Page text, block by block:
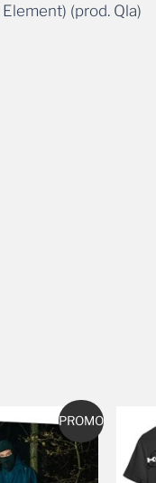
(prod. Qla)
PROMO
zł.